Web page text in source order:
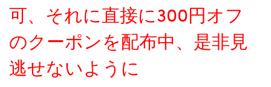
可、それに直接に300円オフ
のクーポンを配布中、是非見
逃せないように